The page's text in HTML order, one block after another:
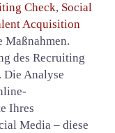
Check, Social
Acquisition
Maßnahmen.
des Recruiting
Die Analyse
Ihres
Media – diese